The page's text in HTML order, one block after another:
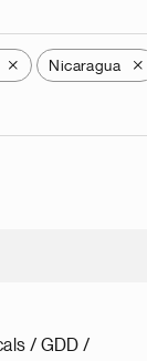
X Nicaragua X
/ GDD /